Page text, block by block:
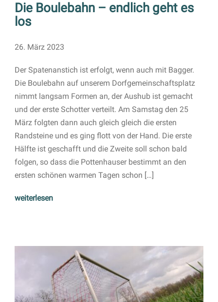
Die Boulebahn – endlich geht es
los
26. März 2023
Der Spatenanstich ist erfolgt, wenn auch mit Bagger.
Die Boulebahn auf unserem Dorfgemeinschaftsplatz
nimmt langsam Formen an, der Aushub ist gemacht
und der erste Schotter verteilt. Am Samstag den 25
März folgten dann auch gleich gleich die ersten
Randsteine und es ging flott von der Hand. Die erste
Hälfte ist geschafft und die Zweite soll schon bald
folgen, so dass die Pottenhauser bestimmt an den
ersten schönen warmen Tagen schon […]
weiterlesen